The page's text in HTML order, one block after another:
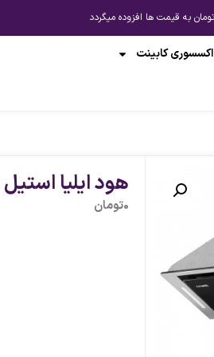
اکسسوری کابینت
هود ایلیا
0تومان